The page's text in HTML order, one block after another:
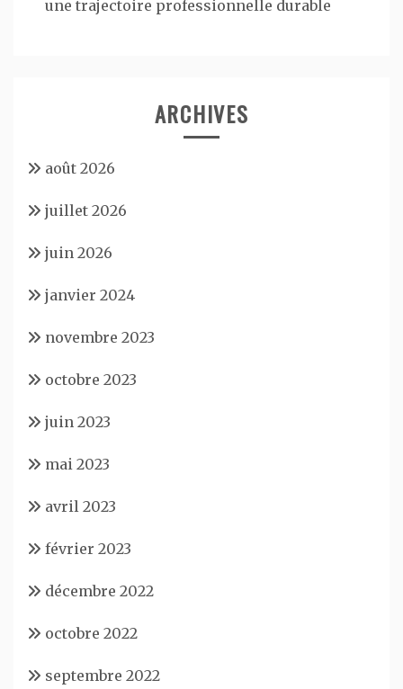
une trajectoire professionnelle durable
ARCHIVES
août 2026
juillet 2026
juin 2026
janvier 2024
novembre 2023
octobre 2023
juin 2023
mai 2023
avril 2023
février 2023
décembre 2022
octobre 2022
septembre 2022